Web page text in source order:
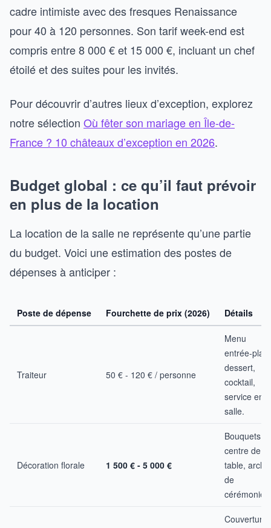
cadre intimiste avec des fresques Renaissance
pour 40 à 120 personnes. Son tarif week-end est
compris entre 8 000 € et 15 000 €, incluant un chef
étoilé et des suites pour les invités.
Pour découvrir d’autres lieux d’exception, explorez
notre sélection Où fêter son mariage en Île-de-
France ? 10 châteaux d’exception en 2026.
Budget global : ce qu’il faut prévoir
en plus de la location
La location de la salle ne représente qu’une partie
du budget. Voici une estimation des postes de
dépenses à anticiper :
Poste de dépense Fourchette de prix (2026) Détails
Traiteur 50 € - 120 € / personne
Menu
entrée-plat-
dessert,
cocktail,
service en
salle.
Décoration florale 1 500 € - 5 000 €
Bouquets,
centre de
table, arche
de
cérémonie.
Couverture